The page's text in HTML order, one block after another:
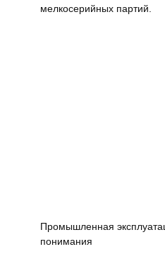
мелкосерийных партий.
Промышленная
понимания